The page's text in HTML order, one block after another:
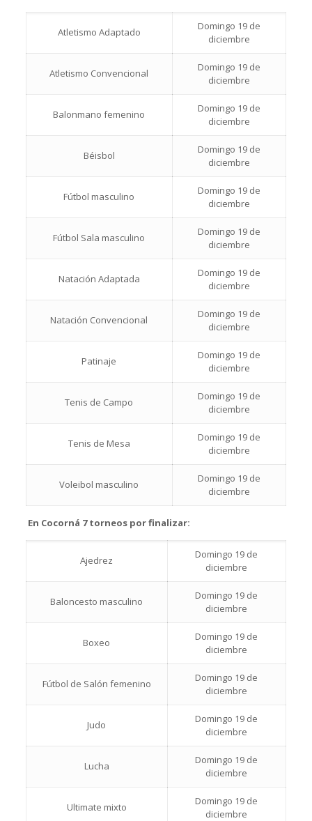
Atletismo Adaptado
Domingo 19 de
diciembre
Atletismo Convencional
Domingo 19 de
diciembre
Balonmano femenino
Domingo 19 de
diciembre
Béisbol
Domingo 19 de
diciembre
Fútbol masculino
Domingo 19 de
diciembre
Fútbol Sala masculino
Domingo 19 de
diciembre
Natación Adaptada
Domingo 19 de
diciembre
Natación Convencional
Domingo 19 de
diciembre
Patinaje
Domingo 19 de
diciembre
Tenis de Campo
Domingo 19 de
diciembre
Tenis de Mesa
Domingo 19 de
diciembre
Voleibol masculino
Domingo 19 de
diciembre
En Cocorná 7 torneos por finalizar:
Ajedrez
Domingo 19 de
diciembre
Baloncesto masculino
Domingo 19 de
diciembre
Boxeo
Domingo 19 de
diciembre
Fútbol de Salón femenino
Domingo 19 de
diciembre
Judo
Domingo 19 de
diciembre
Lucha
Domingo 19 de
diciembre
Ultimate mixto
Domingo 19 de
diciembre